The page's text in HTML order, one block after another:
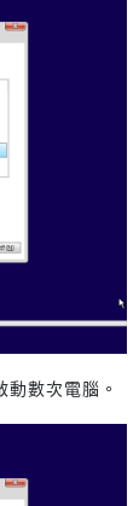
數次電腦。